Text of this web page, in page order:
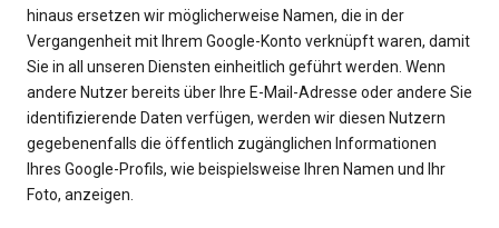
hinaus ersetzen wir möglicherweise Namen, die in der
Vergangenheit mit Ihrem Google-Konto verknüpft waren, damit
Sie in all unseren Diensten einheitlich geführt werden. Wenn
andere Nutzer bereits über Ihre E-Mail-Adresse oder andere Sie
identifizierende Daten verfügen, werden wir diesen Nutzern
gegebenenfalls die öffentlich zugänglichen Informationen
Ihres Google-Profils, wie beispielsweise Ihren Namen und Ihr
Foto, anzeigen.